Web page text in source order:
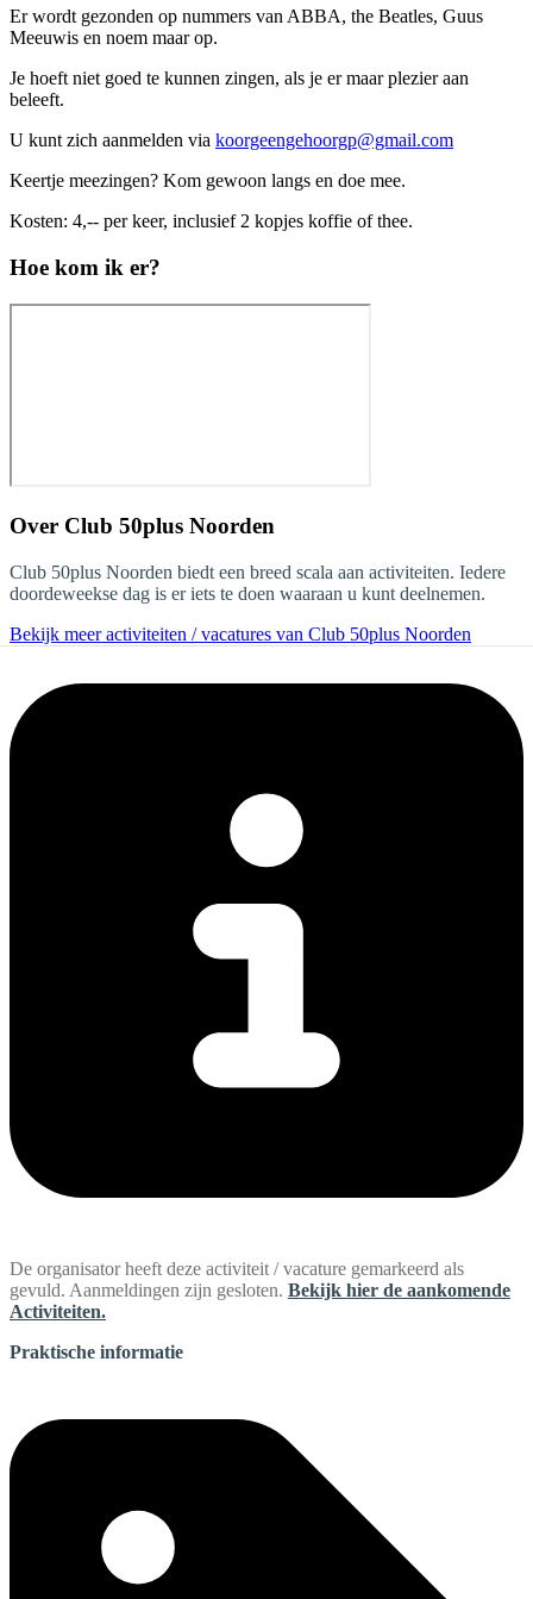
Er wordt gezonden op nummers van ABBA, the Beatles, Guus
Meeuwis en noem maar op.
Je hoeft niet goed te kunnen zingen, als je er maar plezier aan
beleeft.
U kunt zich aanmelden via koorgeengehoorgp@gmail.com
Keertje meezingen? Kom gewoon langs en doe mee.
Kosten: 4,-- per keer, inclusief 2 kopjes koffie of thee.
Hoe kom ik er?
Over Club 50plus Noorden
Club 50plus Noorden biedt een breed scala aan activiteiten. Iedere
doordeweekse dag is er iets te doen waaraan u kunt deelnemen.
Bekijk meer activiteiten / vacatures van Club 50plus Noorden
De organisator heeft deze activiteit / vacature gemarkeerd als
gevuld. Aanmeldingen zijn gesloten. Bekijk hier de aankomende
Activiteiten.
Praktische informatie